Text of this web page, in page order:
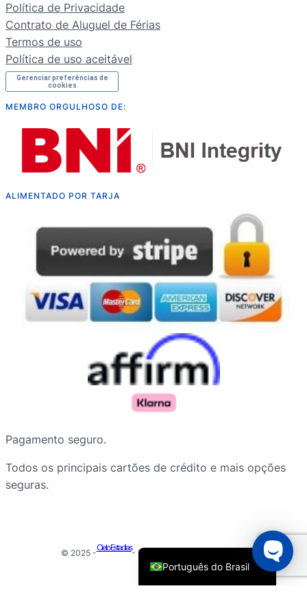
RU
Política de Privacidade
Contrato de Aluguel de Férias
Termos de uso
Política de uso aceitável
Gerenciar preferências de
cookies
MEMBRO ORGULHOSO DE:
ALIMENTADO POR TARJA
Pagamento seguro.
Todos os principais cartões de crédito e mais opções
seguras.
© 2025 -
Cielo Estadias
- Todos os direitos reservados
Português do Brasil
Deutsch